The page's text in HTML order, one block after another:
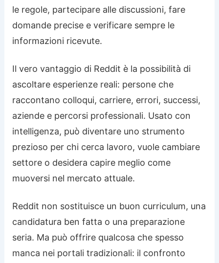
le regole, partecipare alle discussioni, fare
domande precise e verificare sempre le
informazioni ricevute.
Il vero vantaggio di Reddit è la possibilità di
ascoltare esperienze reali: persone che
raccontano colloqui, carriere, errori, successi,
aziende e percorsi professionali. Usato con
intelligenza, può diventare uno strumento
prezioso per chi cerca lavoro, vuole cambiare
settore o desidera capire meglio come
muoversi nel mercato attuale.
Reddit non sostituisce un buon curriculum, una
candidatura ben fatta o una preparazione
seria. Ma può offrire qualcosa che spesso
manca nei portali tradizionali: il confronto